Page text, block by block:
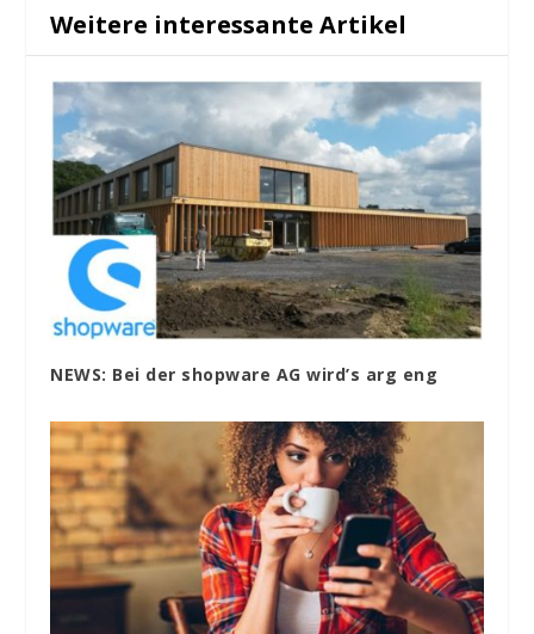
Weitere interessante Artikel
NEWS: Bei der shopware AG wird’s arg eng